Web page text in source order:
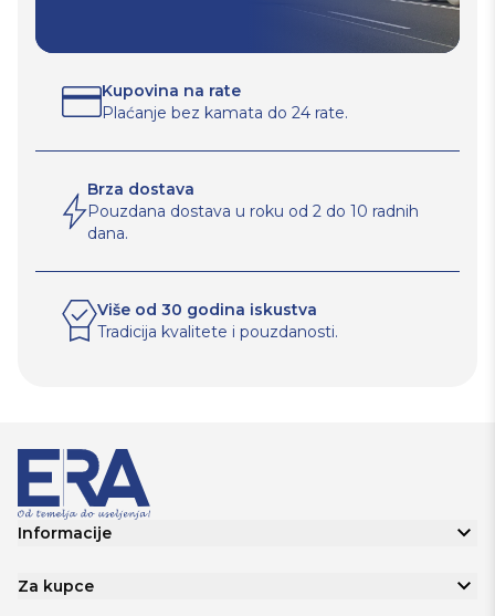
Kupovina na rate
Plaćanje bez kamata do 24 rate.
Brza dostava
Pouzdana dostava u roku od 2 do 10 radnih
dana.
Više od 30 godina iskustva
Tradicija kvalitete i pouzdanosti.
Informacije
Za kupce